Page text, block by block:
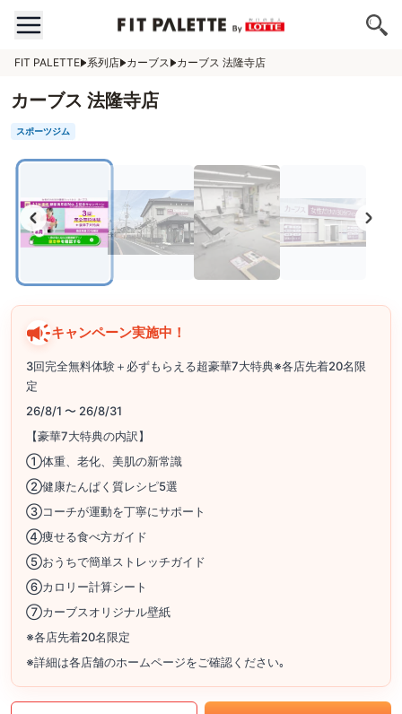
FIT PALETTE 系列店 カーブス カーブス 法隆寺店
カーブス 法隆寺店
スポーツジム
キャンペーン実施中！
3回完全無料体験＋必ずもらえる超豪華7大特典※各店先着20名限
定
26/8/1 〜 26/8/31
【豪華7大特典の内訳】
①体重、老化、美肌の新常識
②健康たんぱく質レシピ5選
③コーチが運動を丁寧にサポート
④痩せる食べ方ガイド
⑤おうちで簡単ストレッチガイド
⑥カロリー計算シート
⑦カーブスオリジナル壁紙
※各店先着20名限定
※詳細は各店舗のホームページをご確認ください｡